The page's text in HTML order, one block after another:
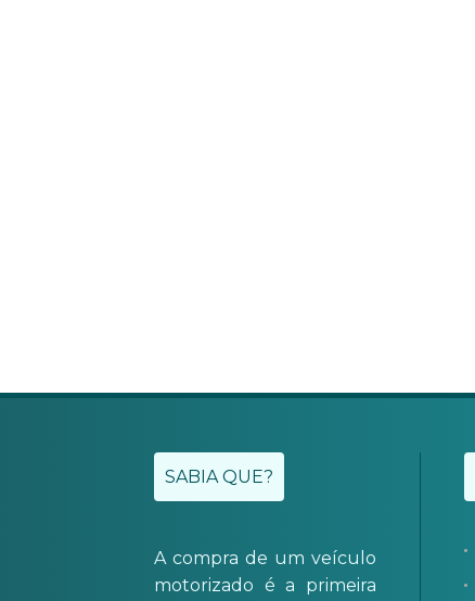
SABIA QUE?
A compra de um veículo
motorizado é a primeira